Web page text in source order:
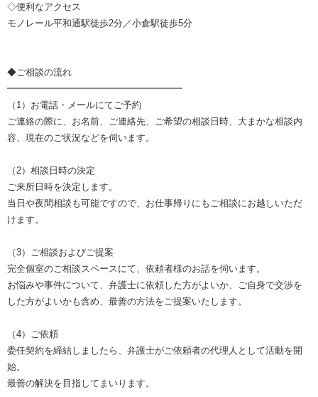
◇便利なアクセス
モノレール平和通駅徒歩2分／小倉駅徒歩5分
◆ご相談の流れ
━━━━━━━━━━━━━━━━━━━
（1）お電話・メールにてご予約
ご連絡の際に、お名前、ご連絡先、ご希望の相談日時、大まかな相談内
容、現在のご状況などを伺います。
（2）相談日時の決定
ご来所日時を決定します。
当日や夜間相談も可能ですので、お仕事帰りにもご相談にお越しいただ
けます。
（3）ご相談およびご提案
完全個室のご相談スペースにて、依頼者様のお話を伺います。
お悩みや事件について、弁護士に依頼した方がよいか、ご自身で交渉を
した方がよいかも含め、最善の方法をご提案いたします。
（4）ご依頼
委任契約を締結しましたら、弁護士がご依頼者の代理人として活動を開
始。
最善の解決を目指してまいります。